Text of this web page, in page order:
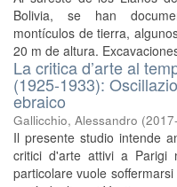
Bolivia, se han
montículos de tierra,
20 m de altura.
La critica d’arte al
(1925-1933):
ebraico
Gallicchio, Alessandro (
Il presente studio intende
critici d'arte attivi a Parigi
particolare vuole